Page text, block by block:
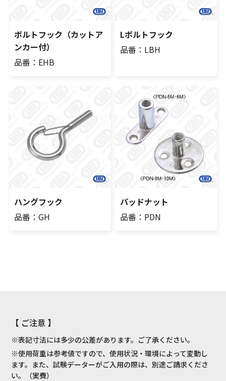
ボルトフック（カットア
ンカー付）
品番：EHB
Lボルトフック
品番：LBH
ハングフック
品番：GH
パッドナット
品番：PDN
【 ご注意 】
※表記寸法には多少の公差があります。ご了承ください。
※使用荷重は参考値ですので、使用状況・環境によって変動し
ます。また、試験データーがご入用の際は、別途ご請求くださ
い。（実費）